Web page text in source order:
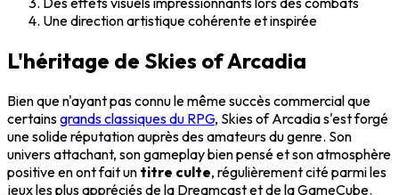
Une direction artistique cohérente et inspirée
L'héritage de Skies of Arcadia
Bien que n'ayant pas connu le même succès commercial que
certainsgrands classiques du RPG, Skies of Arcadia s'est forgé
une solide réputation auprès des amateurs du genre. Son
univers attachant, son gameplay bien pensé et son atmosphère
positive en ont fait un titre culte, régulièrement cité parmi les
jeux les plus appréciés de la Dreamcast et de la GameCube.